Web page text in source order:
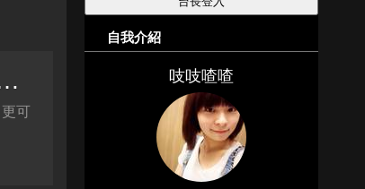
不怕沒答案 人生的答案又從何買起？
可
自我介紹
吱吱喳喳